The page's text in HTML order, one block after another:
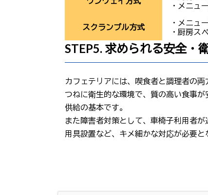
・メニュ
スクランブル方式
・メニュ
・厨房ス
STEP5. 求められる安全・
カフェテリアには、喫食者と調理者の
つねに衛生的な環境で、質の高い食事
供給の基本です。
また障害者対策として、車椅子利用者
用具設置など、キメ細かな対応が必要と